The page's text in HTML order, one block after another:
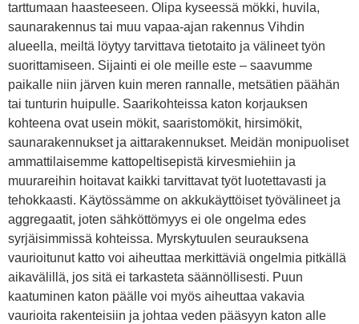
tarttumaan haasteeseen. Olipa kyseessä mökki, huvila,
saunarakennus tai muu vapaa-ajan rakennus Vihdin
alueella, meiltä löytyy tarvittava tietotaito ja välineet työn
suorittamiseen. Sijainti ei ole meille este – saavumme
paikalle niin järven kuin meren rannalle, metsätien päähän
tai tunturin huipulle. Saarikohteissa katon korjauksen
kohteena ovat usein mökit, saaristomökit, hirsimökit,
saunarakennukset ja aittarakennukset. Meidän monipuoliset
ammattilaisemme kattopeltisepistä kirvesmiehiin ja
muurareihin hoitavat kaikki tarvittavat työt luotettavasti ja
tehokkaasti. Käytössämme on akkukäyttöiset työvälineet ja
aggregaatit, joten sähköttömyys ei ole ongelma edes
syrjäisimmissä kohteissa. Myrskytuulen seurauksena
vaurioitunut katto voi aiheuttaa merkittäviä ongelmia pitkällä
aikavälillä, jos sitä ei tarkasteta säännöllisesti. Puun
kaatuminen katon päälle voi myös aiheuttaa vakavia
vaurioita rakenteisiin ja johtaa veden pääsyyn katon alle